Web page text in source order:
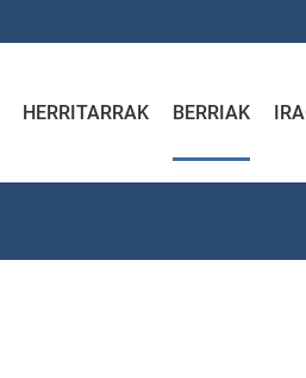
HERRITARRAK BERRIAK